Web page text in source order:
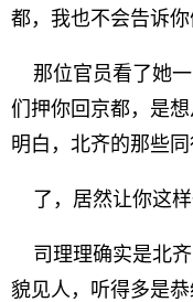
都，我也不会告诉你
那位官员看了她一
们押你回京都，是
明白，北齐的那些
了，居然让你这样
司理理确实是北齐
貌见人，听得多是